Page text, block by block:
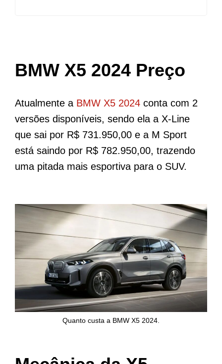
BMW X5 2024 Preço
Atualmente a BMW X5 2024 conta com 2
versões disponíveis, sendo ela a X-Line
que sai por R$ 731.950,00 e a M Sport
está saindo por R$ 782.950,00, trazendo
uma pitada mais esportiva para o SUV.
Quanto custa a BMW X5 2024.